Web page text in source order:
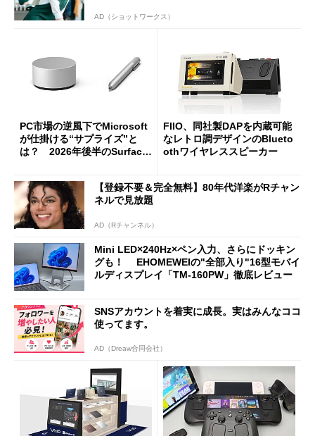
AD（ショットワークス）
PC市場の逆風下でMicrosoft
が仕掛ける“サプライズ”と
は？ 2026年後半のSurface
FIIO、同社製DAPを内蔵可能
なレトロ調デザインのBlueto
othワイヤレススピーカー
【登録不要＆完全無料】80年代洋楽がRチャン
ネルで見放題
AD（Rチャンネル）
Mini LED×240Hz×ペン入力、さらにドッキン
グも！ EHOMEWEIの"全部入り"16型モバイ
ルディスプレイ「TM-160PW」徹底レビュー
SNSアカウントを着実に成長。実はみんなココ
使ってます。
AD（Dreaw合同会社）